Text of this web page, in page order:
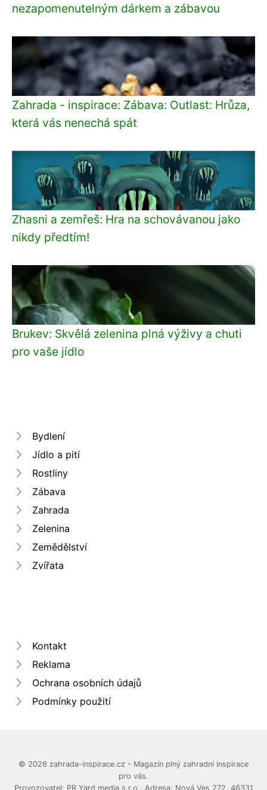
nezapomenutelným dárkem a zábavou
Zahrada - inspirace: Zábava: Outlast: Hrůza,
která vás nenechá spát
Zhasni a zemřeš: Hra na schovávanou jako
nikdy předtím!
Brukev: Skvělá zelenina plná výživy a chuti
pro vaše jídlo
Bydlení
Jídlo a pití
Rostliny
Zábava
Zahrada
Zelenina
Zemědělství
Zvířata
Kontakt
Reklama
Ochrana osobních údajů
Podmínky použití
© 2026 zahrada-inspirace.cz - Magazín plný zahradní inspirace
pro vás.
Provozovatel: PR Yard media s.r.o., Adresa: Nová Ves 272, 46331